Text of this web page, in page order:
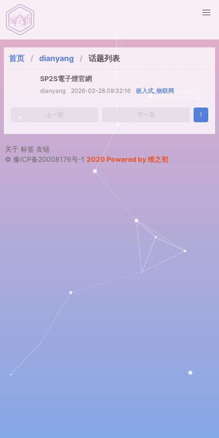
首页 dianyang 话题列表
SP2S電子煙官網
dianyang 2026-02-28 09:32:16 嵌入式_物联网
上一页 下一页 1
关于 标签 友链
© 豫ICP备20008176号-1 2020 Powered by 维之初